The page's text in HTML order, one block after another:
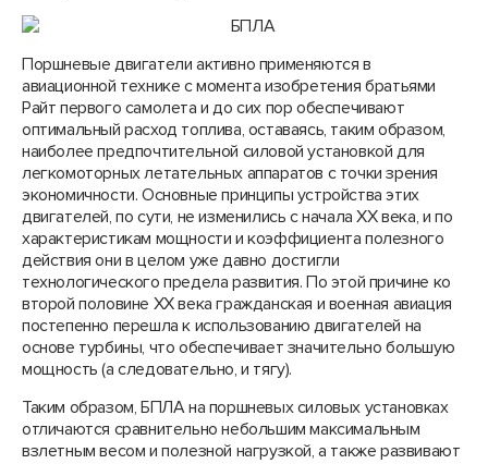
Поршневые двигатели активно применяются в
авиационной технике с момента изобретения братьями
Райт первого самолета и до сих пор обеспечивают
оптимальный расход топлива, оставаясь, таким образом,
наиболее предпочтительной силовой установкой для
легкомоторных летательных аппаратов с точки зрения
экономичности. Основные принципы устройства этих
двигателей, по сути, не изменились с начала XX века, и по
характеристикам мощности и коэффициента полезного
действия они в целом уже давно достигли
технологического предела развития. По этой причине ко
второй половине XX века гражданская и военная авиация
постепенно перешла к использованию двигателей на
основе турбины, что обеспечивает значительно большую
мощность (а следовательно, и тягу).
Таким образом, БПЛА на поршневых силовых установках
отличаются сравнительно небольшим максимальным
взлетным весом и полезной нагрузкой, а также развивают